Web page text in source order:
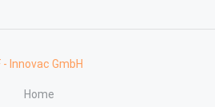
- Innovac GmbH
Home